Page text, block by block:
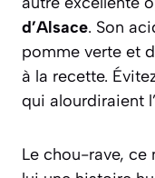
d’Alsace. Son
pomme verte et
à la recette.
qui alourdiraient
Le chou-rave,